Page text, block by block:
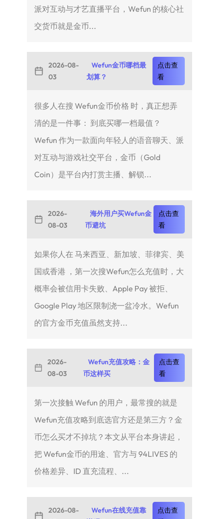
派对互动与才艺直播平台，Wefun 的核心社
交货币就是金币...
2026-08-
03
Wefun金币哪档最
划算？
点击查
看
很多人在搜 Wefun金币价格 时，真正想弄
清的是一件事： 到底买哪一档最值？
Wefun 作为一款面向年轻人的语音聊天、派
对互动与游戏社交平台，金币（Gold
Coin）是平台内打赏主播、解锁...
2026-
08-03
海外用户买Wefun金
币避坑
点击查
看
如果你人在 马来西亚、新加坡、菲律宾、美
国或香港 ，第一次搜Wefun怎么充值时，大
概率会被信用卡失败、Apple Pay 被拒、
Google Play 地区限制浇一盆冷水。Wefun
的官方金币充值虽然支持...
2026-
08-03
Wefun充值攻略：金
币这样买
点击查
看
第一次接触 Wefun 的用户，最常搜的就是
Wefun充值攻略到底选官方还是第三方？金
币怎么买才不掉坑？本文从平台本身讲起，
把 Wefun金币的用途、官方与 94LIVES 的
价格差异、ID 直充流程、...
2026-08-
Wefun在线充值靠
点击查